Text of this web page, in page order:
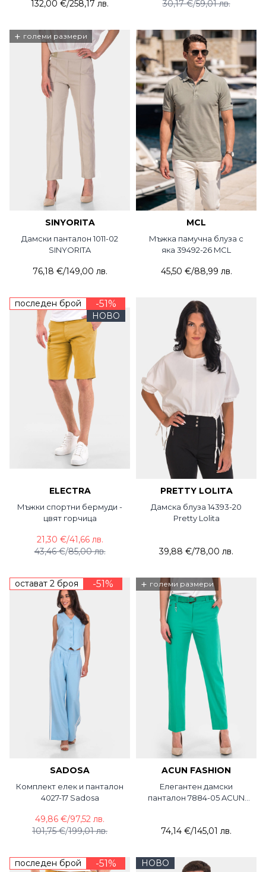
132,00 €/258,17 лв. 30,17 €/59,01 лв.
+ големи размери
SINYORITA
Дамски панталон 1011-02
SINYORITA
76,18 €/149,00 лв.
MCL
Мъжка памучна блуза с
яка 39492-26 MCL
45,50 €/88,99 лв.
последен брой -51%
НОВО
ELECTRA
Мъжки спортни бермуди -
цвят горчица
43,46 €/85,00 лв.
21,30 €/41,66 лв.
PRETTY LOLITA
Дамска блуза 14393-20
Pretty Lolita
39,88 €/78,00 лв.
остават 2 броя -51%
SADOSA
Комплект елек и панталон
4027-17 Sadosa
101,75 €/199,01 лв.
49,86 €/97,52 лв.
+ големи размери
ACUN FASHION
Елегантен дамски
панталон 7884-05 ACUN
74,14 €/145,01 лв.
последен брой -51% НОВО